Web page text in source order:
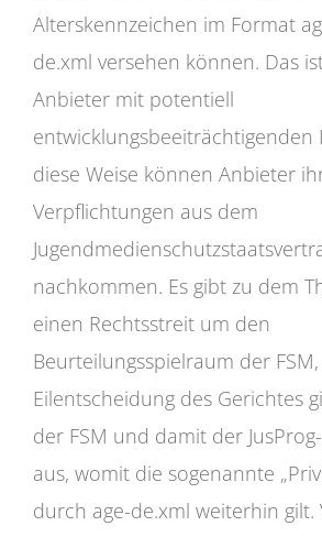
Alterskennzeichen im Format
de.xml versehen können. Das
Anbieter mit potentiell
entwicklungsbeeiträchtigenden
diese Weise können Anbieter
Verpflichtungen aus dem
nachkommen. Es gibt zu dem
einen Rechtsstreit um den
Beurteilungsspielraum der
Eilentscheidung des Gerichtes
der FSM und damit der
aus, womit die sogenannte
durch age-de.xml weiterhin gilt.